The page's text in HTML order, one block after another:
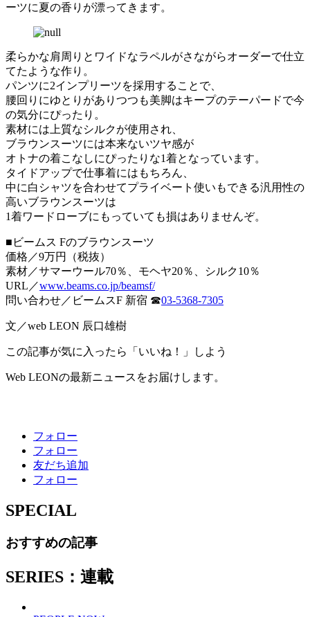
ーツに夏の香りが漂ってきます。
柔らかな肩周りとワイドなラペルがさながらオーダーで仕立
てたような作り。
パンツに2インプリーツを採用することで、
腰回りにゆとりがありつつも美脚はキープのテーパードで今
の気分にぴったり。
素材には上質なシルクが使用され、
ブラウンスーツには本来ないツヤ感が
オトナの着こなしにぴったりな1着となっています。
タイドアップで仕事着にはもちろん、
中に白シャツを合わせてプライベート使いもできる汎用性の
高いブラウンスーツは
1着ワードローブにもっていても損はありませんぞ。
■ビームス Fのブラウンスーツ
価格／9万円（税抜）
素材／サマーウール70％、モヘヤ20％、シルク10％
URL／www.beams.co.jp/beamsf/
問い合わせ／ビームスF 新宿 ☎03-5368-7305
文／web LEON 辰口雄樹
この記事が気に入ったら「いいね！」しよう
Web LEONの最新ニュースをお届けします。
フォロー
フォロー
友だち追加
フォロー
SPECIAL
おすすめの記事
SERIES：連載